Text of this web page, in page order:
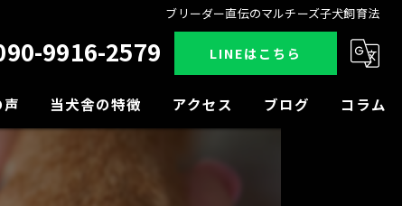
ブリーダー直伝のマルチーズ子犬飼育法
9916-2579 LINEはこちら
当犬舎の特徴 アクセス ブログ コラム